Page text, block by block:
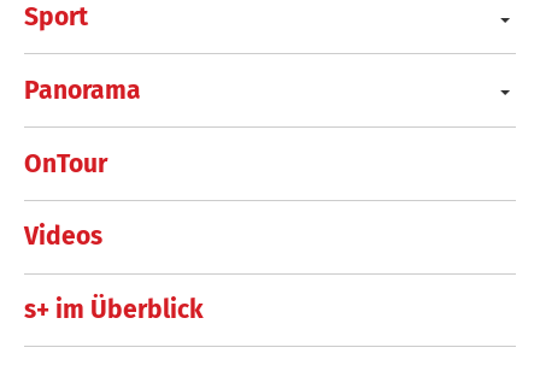
Sport
Panorama
OnTour
Videos
s+ im Überblick